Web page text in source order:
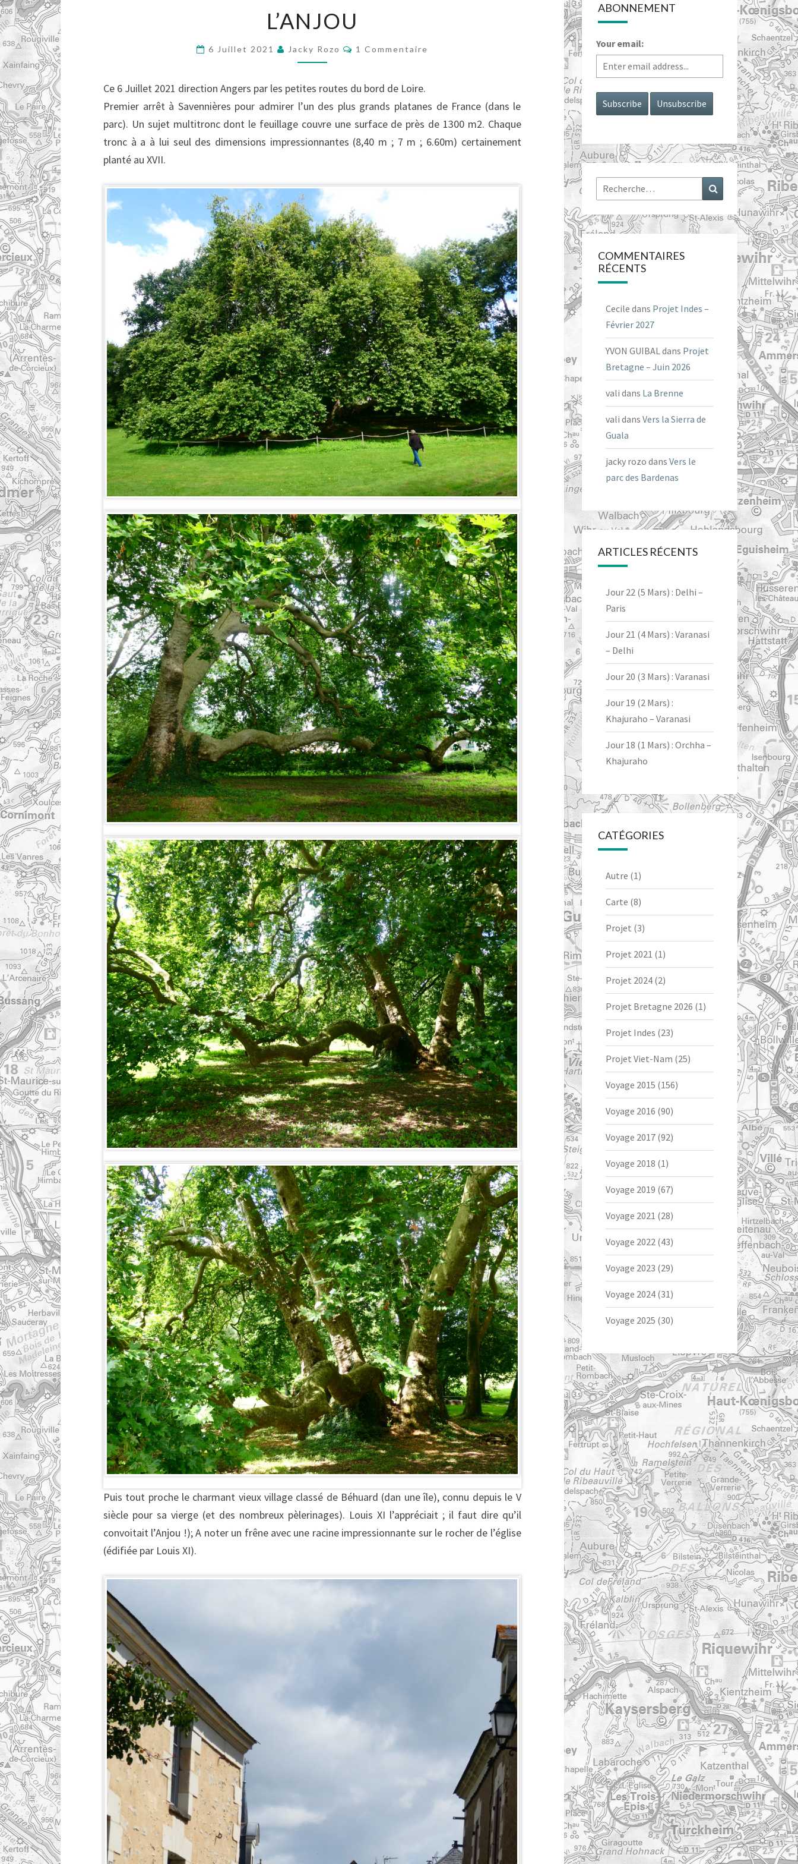
L’ANJOU
6 Juillet 2021 Jacky Rozo Commentaires
1 Commentaire
Ce 6 Juillet 2021 direction Angers par les petites routes du bord de Loire.
Premier arrêt à Savennières pour admirer l’un des plus grands platanes de France (dans le
parc). Un sujet multitronc dont le feuillage couvre une surface de près de 1300 m2. Chaque
tronc à a à lui seul des dimensions impressionnantes (8,40 m ; 7 m ; 6.60m) certainement
planté au XVII.
Puis tout proche le charmant vieux village classé de Béhuard (dan une île), connu depuis le V
siècle pour sa vierge (et des nombreux pèlerinages). Louis XI l’appréciait ; il faut dire qu’il
convoitait l’Anjou !); A noter un frêne avec une racine impressionnante sur le rocher de l’église
(édifiée par Louis XI).
ABONNEMENT
Your email:
Rechercher : Recherche
COMMENTAIRES
RÉCENTS
Cecile dans Projet Indes –
Février 2027
YVON GUIBALdans Projet
Bretagne – Juin 2026
vali dans La Brenne
vali dans Vers la Sierra de
Guala
jacky rozo dans Vers le
parc des Bardenas
ARTICLES RÉCENTS
Jour 22 (5 Mars) : Delhi –
Paris
Jour 21 (4 Mars) : Varanasi
– Delhi
Jour 20 (3 Mars) : Varanasi
Jour 19 (2 Mars) :
Khajuraho – Varanasi
Jour 18 (1 Mars) : Orchha –
Khajuraho
CATÉGORIES
Autre (1)
Carte (8)
Projet (3)
Projet 2021 (1)
Projet 2024(2)
Projet Bretagne 2026 (1)
Projet Indes (23)
Projet Viet-Nam (25)
Voyage 2015 (156)
Voyage 2016 (90)
Voyage 2017(92)
Voyage 2018 (1)
Voyage 2019 (67)
Voyage 2021 (28)
Voyage 2022(43)
Voyage 2023 (29)
Voyage 2024(31)
Voyage 2025 (30)